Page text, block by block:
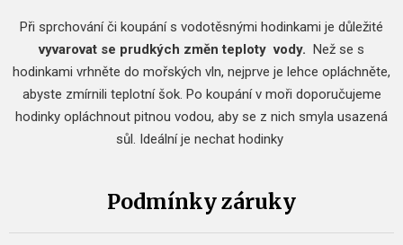
Při sprchování či koupání s vodotěsnými hodinkami je důležité
vyvarovat se prudkých změn teploty vody. Než se s
hodinkami vrhněte do mořských vln, nejprve je lehce opláchněte,
abyste zmírnili teplotní šok. Po koupání v moři doporučujeme
hodinky opláchnout pitnou vodou, aby se z nich smyla usazená
sůl. Ideální je nechat hodinky
Podmínky záruky